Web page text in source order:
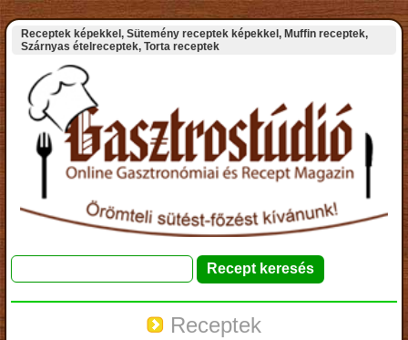
Receptek képekkel, Sütemény receptek képekkel, Muffin receptek,
Szárnyas ételreceptek, Torta receptek
Receptek